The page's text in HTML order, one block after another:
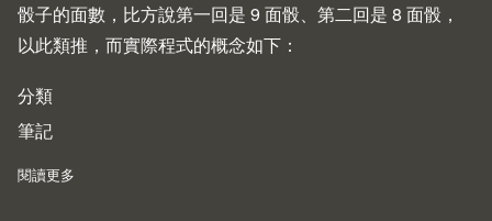
骰子的面數，比方說第一回是 9 面骰、第二回是 8 面骰，
以此類推，而實際程式的概念如下：
分類
筆記
閱讀更多